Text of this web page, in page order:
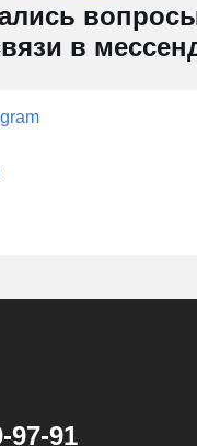
в
97-91